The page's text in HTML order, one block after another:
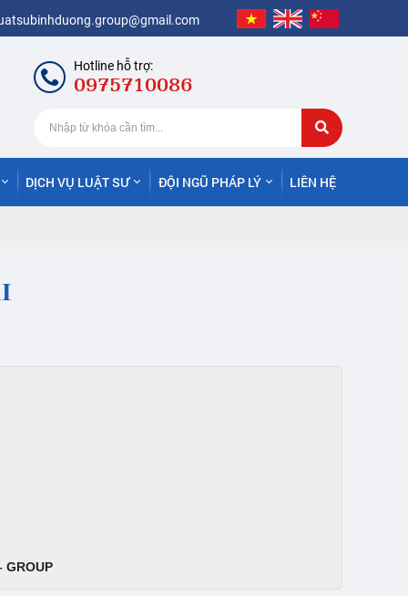
Hotline hỗ trợ:
0975710086
DỊCH VỤ LUẬT SƯ ĐỘI NGŨ PHÁP LÝ LIÊN HỆ